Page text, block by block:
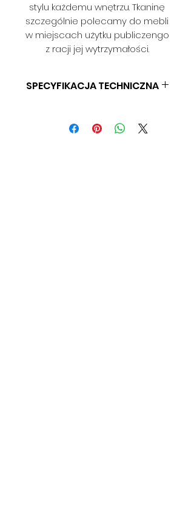
stylu każdemu wnętrzu. Tkaninę
szczególnie polecamy do mebli
w miejscach użytku publiczengo
z racji jej wytrzymałości.
SPECYFIKACJA TECHNICZNA
GRAMATURA: 270 G/M2
SZEROKOŚĆ: 140 CM